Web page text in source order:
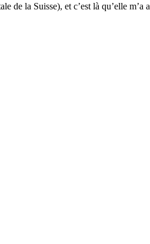
de la Suisse), et c’est là qu’elle m’a